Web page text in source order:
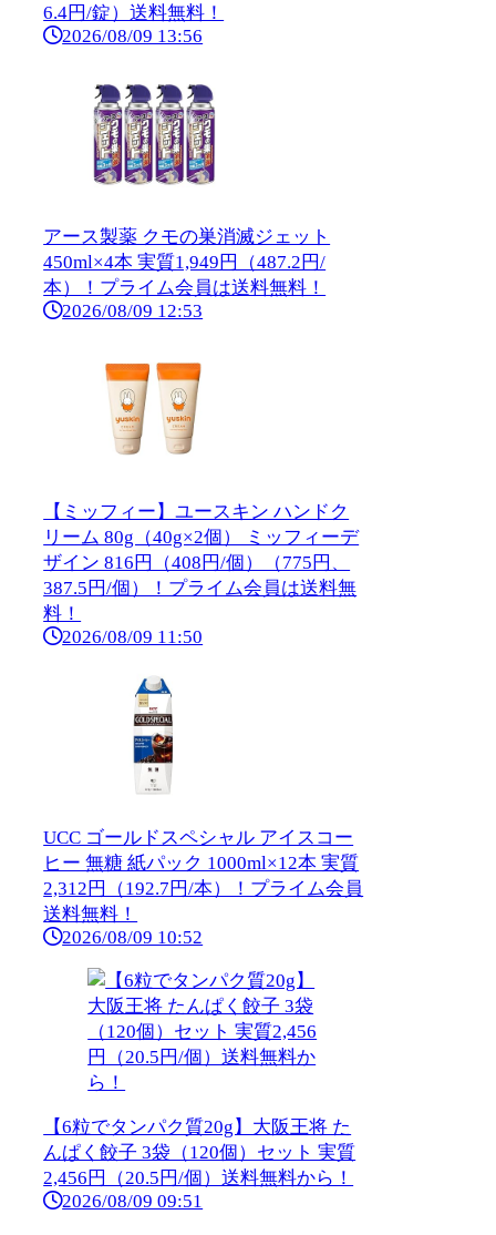
6.4円/錠）送料無料！
2026/08/09 13:56
アース製薬 クモの巣消滅ジェット
450ml×4本 実質1,949円（487.2円/
本）！プライム会員は送料無料！
2026/08/09 12:53
【ミッフィー】ユースキン ハンドク
リーム 80g（40g×2個） ミッフィーデ
ザイン 816円（408円/個）（775円、
387.5円/個）！プライム会員は送料無
料！
2026/08/09 11:50
UCC ゴールドスペシャル アイスコー
ヒー 無糖 紙パック 1000ml×12本 実質
2,312円（192.7円/本）！プライム会員
送料無料！
2026/08/09 10:52
【6粒でタンパク質20g】大阪王将 た
んぱく餃子 3袋（120個）セット 実質
2,456円（20.5円/個）送料無料から！
2026/08/09 09:51